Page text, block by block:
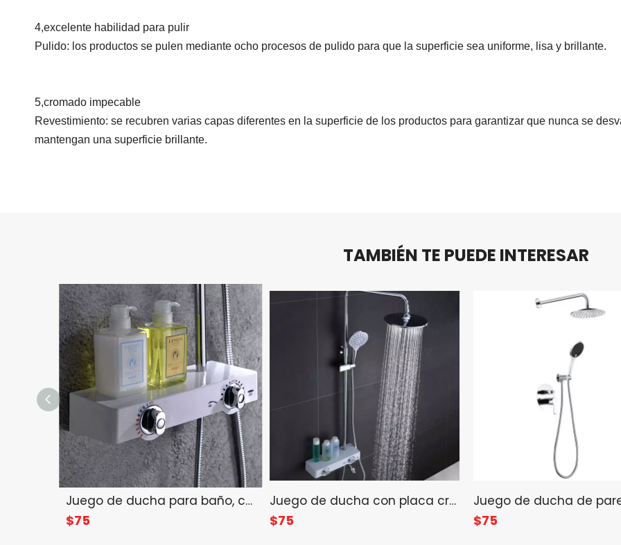
4,excelente habilidad para pulir
Pulido: los productos se pulen mediante ocho procesos de pulido para que la superficie sea uniforme, lisa y brillante.
5,cromado impecable
Revestimiento: se recubren varias capas diferentes en la superficie de los productos para garantizar que nunca se
mantengan una superficie brillante.
TAMBIÉN TE PUEDE INTERESAR
Juego de ducha para baño, cabezal de ducha, agua caliente
$75
Juego de ducha con placa cromada multifunción de 3 vías, cabezal de ducha para baño
$75 $75